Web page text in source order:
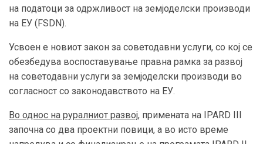
на податоци за одржливост на земјоделски производи
на ЕУ (FSDN).
Усвоен е новиот закон за советодавни услуги, со кој се
обезбедува воспоставување правна рамка за развој
на советодавни услуги за земјоделски производи во
согласност со законодавството на ЕУ.
Во однос на руралниот развој, примената на IPARD III
започна со два проектни повици, а во исто време